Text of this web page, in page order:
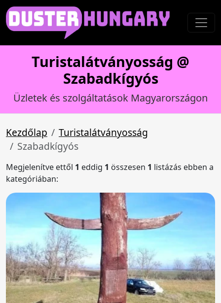
Turistalátványosság @
Szabadkígyós
Üzletek és szolgáltatások Magyarországon
Kezdőlap
Turistalátványosság
Szabadkígyós
Megjelenítve ettől 1 eddig 1 összesen 1 listázás ebben a
kategóriában: